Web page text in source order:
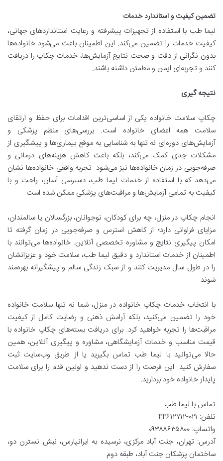
تضمین کیفیت و استاندارد خدمات
لیما طب با استفاده از تجهیزات پیشرفته و رعایت استانداردهای جهانی،
کیفیت خدمات را تضمین می‌کند. این اطمینان باعث می‌شود خانواده‌ها
بدون نگرانی از دقت و صحت نتایج آزمایش‌ها، خدمات چکاپ را دریافت
کنند و تجربه‌ای ایمن و مطمئن داشته باشند.
نتیجه گیری
چکاپ سلامت خانواده یکی از اساسی‌ترین اقدامات برای حفظ و ارتقای
سلامت همه اعضای خانواده است. بررسی‌های منظم پزشکی و
آزمایش‌های دوره‌ای نه تنها به شناسایی به موقع بیماری‌ها و پیشگیری از
مشکلات جدی کمک می‌کند، بلکه باعث کاهش هزینه‌های درمانی و
صرفه‌جویی در زمان خانواده‌ها نیز می‌شود. تجربه واقعی خانواده‌ها نشان
می‌دهد که با استفاده از خدمات لیما طب، دسترسی آسان، راحت و با
کیفیت به تمامی آزمایش‌ها و مراقبت‌های پزشکی ممکن شده است.
انجام چکاپ در منزل، چه برای کودکان، نوجوانان، بزرگسالان یا سالمندان،
مزایای فراوانی دارد؛ از کاهش استرس و صرفه‌جویی در زمان گرفته تا
امکان پیگیری نتایج و مشاوره تخصصی آنلاین. خانواده‌ها می‌توانند با
اطمینان از خدمات استاندارد و دقیق لیما طب، سلامت خود و عزیزانشان
را در طول سال مدیریت کنند و از سبک زندگی سالم و پیشگیرانه بهره‌مند
شوند.
با انتخاب خدمات چکاپ خانواده در منزل، شما نه تنها سلامت خانواده
خود را تضمین می‌کنید، بلکه آرامش ذهنی و رضایت کامل از کیفیت
مراقبت‌ها را تجربه خواهید کرد. برای دریافت بسته‌های چکاپ خانواده با
قیمت مناسب و خدمات آزمایشگاهی، مشاوره و پیگیری آنلاین، همین
حالا می‌توانید با لیما طب تماس بگیرید یا از طریق وب‌سایت ثبت
سفارش کنید. این فرصت را از دست ندهید و اولین قدم را برای سلامت
پایدار خانواده خود بردارید.
تماس با لیما طب:
تلفن: ۰۲۱-۴۴۶۱۲۷۱۲
واتساپ: ۰۹۳۸۸۶۳۵۸۰۰
آدرس: تهران، جنت آباد مرکزی، نرسیده به ایرانپارس، نبش نسترن دو،
ساختمان پزشکان جنت آباد، طبقه دوم